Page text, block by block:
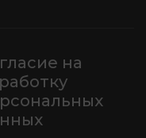
на